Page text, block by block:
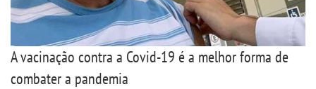
A vacinação contra a Covid-19 é a melhor forma de
combater a pandemia